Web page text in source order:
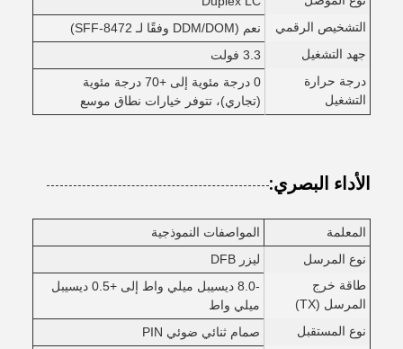
التشخيص الرقمي
نعم (DDM/DOM وفقًا لـ SFF-8472)
جهد التشغيل
3.3 فولت
درجة حرارة
التشغيل
0 درجة مئوية إلى +70 درجة مئوية
(تجاري)، تتوفر خيارات نطاق موسع
الأداء البصري:
المعلمة
المواصفات النموذجية
نوع المرسل
ليزر DFB
طاقة خرج
المرسل (TX)
-8.0 ديسيبل ميلي واط إلى +0.5 ديسيبل
ميلي واط
نوع المستقبل
صمام ثنائي ضوئي PIN